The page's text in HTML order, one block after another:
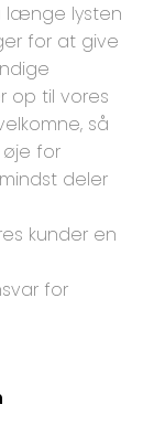
længe lysten
for at give
op til vores
så
for
deler
kunder en
for